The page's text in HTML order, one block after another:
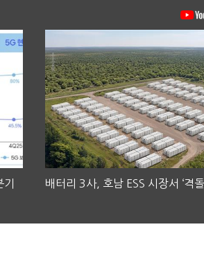
배터리 3사, 호남 ESS 시장서 ‘격돌